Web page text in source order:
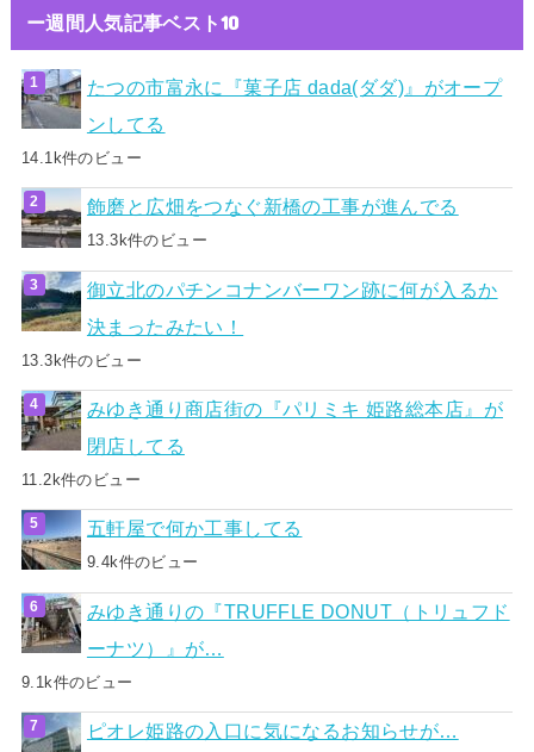
ー週間人気記事ベスト10
たつの市富永に『菓子店 dada(ダダ)』がオープ
ンしてる
14.1k件のビュー
飾磨と広畑をつなぐ新橋の工事が進んでる
13.3k件のビュー
御立北のパチンコナンバーワン跡に何が入るか
決まったみたい！
13.3k件のビュー
みゆき通り商店街の『パリミキ 姫路総本店』が
閉店してる
11.2k件のビュー
五軒屋で何か工事してる
9.4k件のビュー
みゆき通りの『TRUFFLE DONUT（トリュフド
ーナツ）』が…
9.1k件のビュー
ピオレ姫路の入口に気になるお知らせが…